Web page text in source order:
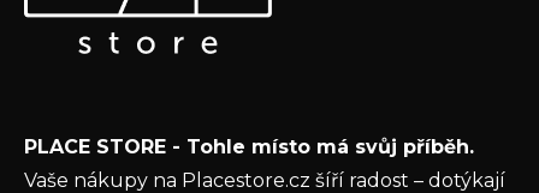
nových produktech na našem e-shopu.
ochrany osobních údajů
PLACE STORE - Tohle místo má svůj příběh.
Vaše nákupy na Placestore.cz šíří radost – dotýkají